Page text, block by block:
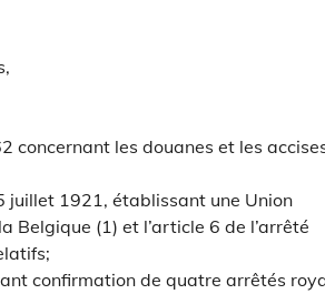
concernant les douanes et les
juillet 1921, établissant une Union
Belgique (1) et l’article 6 de l’arrêté
confirmation de quatre arrêtés